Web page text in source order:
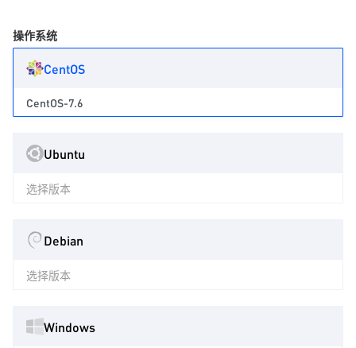
操作系统
CentOS
CentOS-7.6
Ubuntu
选择版本
Debian
选择版本
Windows